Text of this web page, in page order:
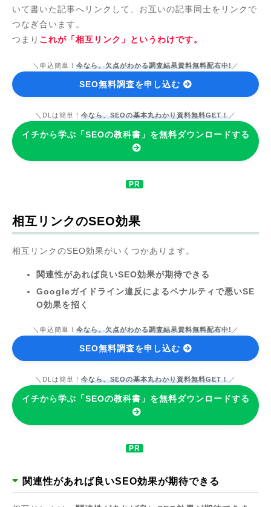
いて書いた記事へリンクして、お互いの記事同士をリンクで
つなぎ合います。
つまり これが「相互リンク」というわけです。
＼申込簡単！ 今なら、欠点がわかる調査結果資料無料配布中!／
SEO無料調査を申し込む
＼DLは簡単！ 今なら、SEOの基本丸わかり資料無料GET！ ／
イチから学ぶ「SEOの教科書」を無料ダウンロードする
相互リンクのSEO効果
相互リンクのSEO効果がいくつかあります。
関連性があれば良いSEO効果が期待できる
Googleガイドライン違反によるペナルティで悪いSE
O効果を招く
＼申込簡単！ 今なら、欠点がわかる調査結果資料無料配布中!／
SEO無料調査を申し込む
＼DLは簡単！ 今なら、SEOの基本丸わかり資料無料GET！ ／
イチから学ぶ「SEOの教科書」を無料ダウンロードする
関連性があれば良いSEO効果が期待できる